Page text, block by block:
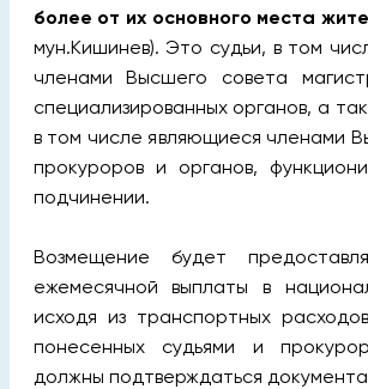
более от их основного места
мун.Кишинев). Это судьи, в том
членами Высшего совета
специализированных органов, а
в том числе являющиеся членами
прокуроров и органов,
подчинении.
Возмещение будет
ежемесячной выплаты в
исходя из транспортных
понесенных судьями и
должны подтверждаться